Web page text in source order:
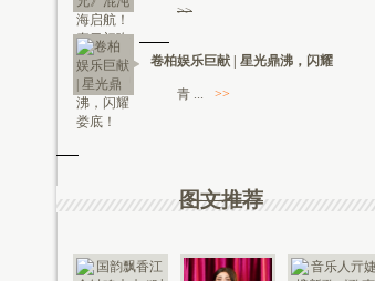
>>
卷柏娱乐巨献 | 星光鼎沸，闪耀
青 ... >>
图文推荐